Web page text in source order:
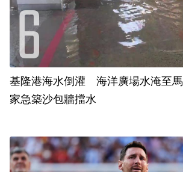
基隆港海水倒灌 海洋廣場水淹至
家急築沙包牆擋水